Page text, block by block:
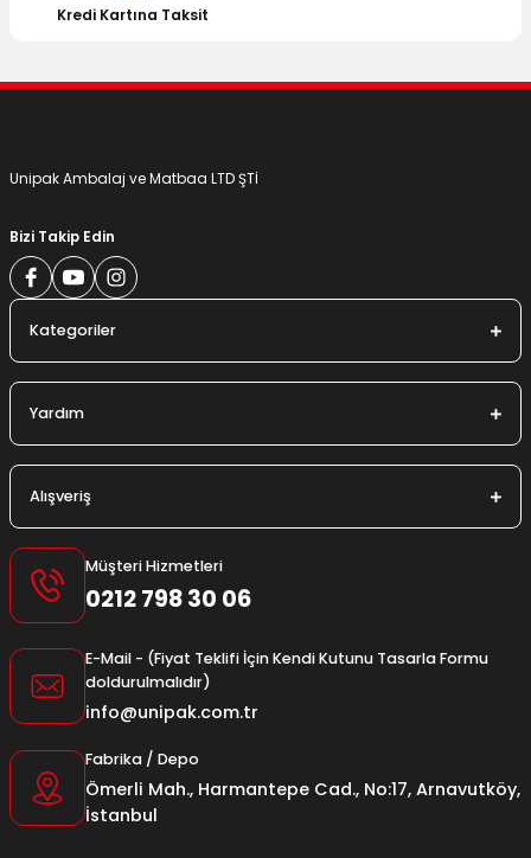
Kredi Kartına Taksit
Unipak Ambalaj ve Matbaa LTD ŞTİ
Bizi Takip Edin
Kategoriler
Yardım
Alışveriş
Müşteri Hizmetleri
0212 798 30 06
E-Mail - (Fiyat Teklifi İçin Kendi Kutunu Tasarla Formu
doldurulmalıdır)
info@unipak.com.tr
Fabrika / Depo
Ömerli Mah., Harmantepe Cad., No:17, Arnavutköy,
İstanbul